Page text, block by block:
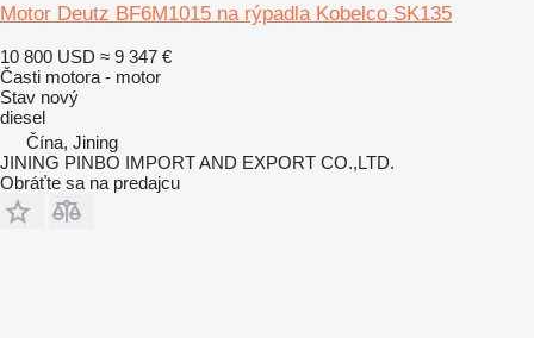
Motor Deutz BF6M1015 na rýpadla Kobelco SK135
10 800 USD ≈ 9 347 €
Časti motora - motor
Stav nový
diesel
Čína, Jining
JINING PINBO IMPORT AND EXPORT CO.,LTD.
Obráťte sa na predajcu